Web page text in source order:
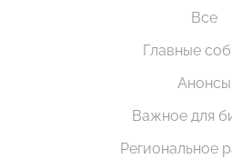
Все
Главные
Анонсы
Важное для
Региональное